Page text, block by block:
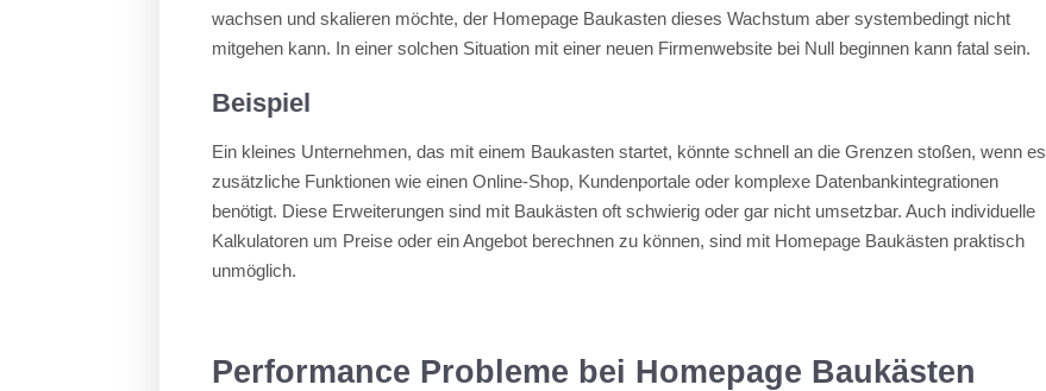
wachsen und skalieren möchte, der Homepage Baukasten dieses Wachstum aber systembedingt nicht
mitgehen kann. In einer solchen Situation mit einer neuen Firmenwebsite bei Null beginnen kann fatal sein.
Beispiel
Ein kleines Unternehmen, das mit einem Baukasten startet, könnte schnell an die Grenzen stoßen, wenn es
zusätzliche Funktionen wie einen Online-Shop, Kundenportale oder komplexe Datenbankintegrationen
benötigt. Diese Erweiterungen sind mit Baukästen oft schwierig oder gar nicht umsetzbar. Auch individuelle
Kalkulatoren um Preise oder ein Angebot berechnen zu können, sind mit Homepage Baukästen praktisch
unmöglich.
Performance Probleme bei Homepage Baukästen